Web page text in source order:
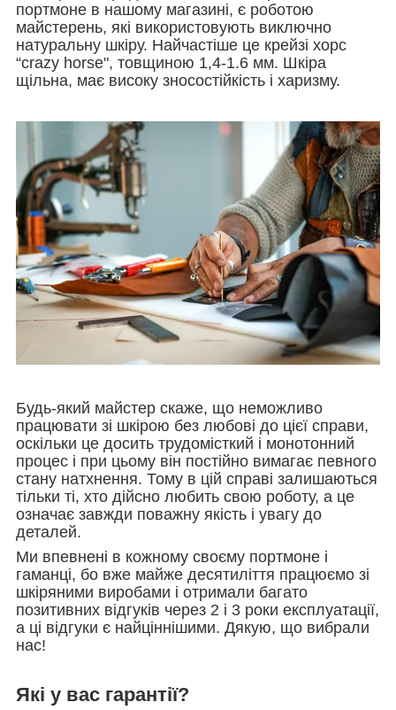
портмоне в нашому магазині, є роботою
майстерень, які використовують виключно
натуральну шкіру. Найчастіше це крейзі хорс
“crazy horse", товщиною 1,4-1.6 мм. Шкіра
щільна, має високу зносостійкість і харизму.
Будь-який майстер скаже, що неможливо
працювати зі шкірою без любові до цієї справи,
оскільки це досить трудомісткий і монотонний
процес і при цьому він постійно вимагає певного
стану натхнення. Тому в цій справі залишаються
тільки ті, хто дійсно любить свою роботу, а це
означає завжди поважну якість і увагу до
деталей.
Ми впевнені в кожному своєму портмоне і
гаманці, бо вже майже десятиліття працюємо зі
шкіряними виробами і отримали багато
позитивних відгуків через 2 і 3 роки експлуатації,
а ці відгуки є найціннішими. Дякую, що вибрали
нас!
Які у вас гарантії?